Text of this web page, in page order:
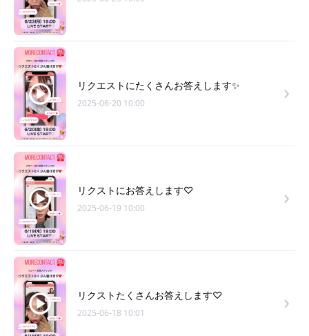
リクエストにたくさんお答えします✨
2025-06-20 10:00
リクストにお答えします♡
2025-06-19 10:00
リクストたくさんお答えします♡
2025-06-18 10:01